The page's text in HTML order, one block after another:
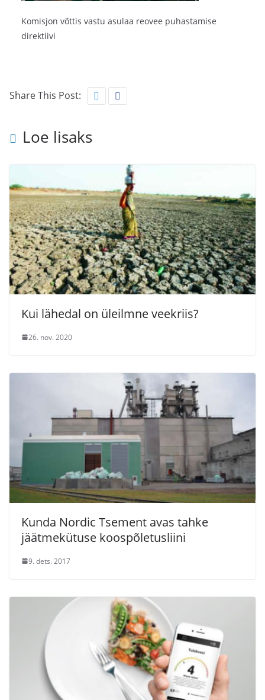
Komisjon võttis vastu asulaa reovee puhastamise
direktiivi
Share This Post:
Loe lisaks
Kui lähedal on üleilmne veekriis?
26. nov. 2020
Kunda Nordic Tsement avas tahke
jäätmekütuse koospõletusliini
9. dets. 2017